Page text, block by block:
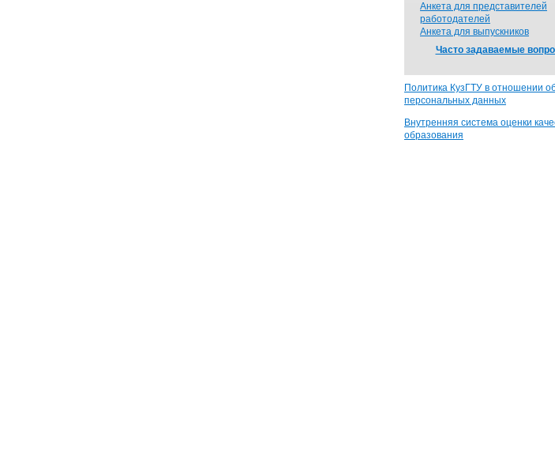
Анкета для представителей
работодателей
Анкета для выпускников
Часто задаваемые
Политика КузГТУ в отношении
персональных данных
Внутренняя система оценки
образования